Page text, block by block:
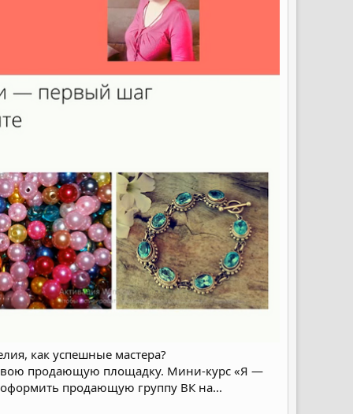
как успешные мастера?
свою продающую площадку. Мини-курс «Я —
продающую группу ВК на...